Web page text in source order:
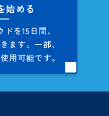
始める
ドを15日間、
ます。 一部、
使用可能です。